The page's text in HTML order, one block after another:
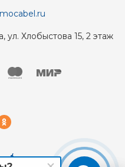
ул. Хлобыстова 15, 2 этаж